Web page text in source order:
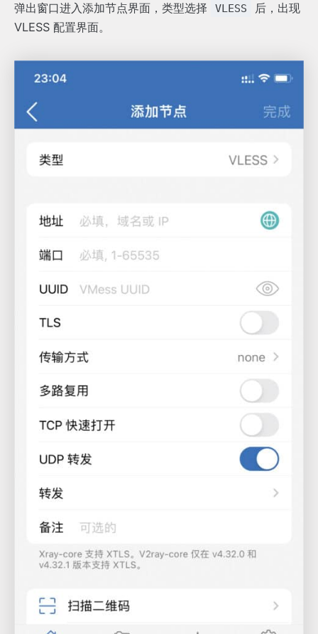
弹出窗口进入添加节点界面，类型选择
VLESS
后，出现
VLESS 配置界面。